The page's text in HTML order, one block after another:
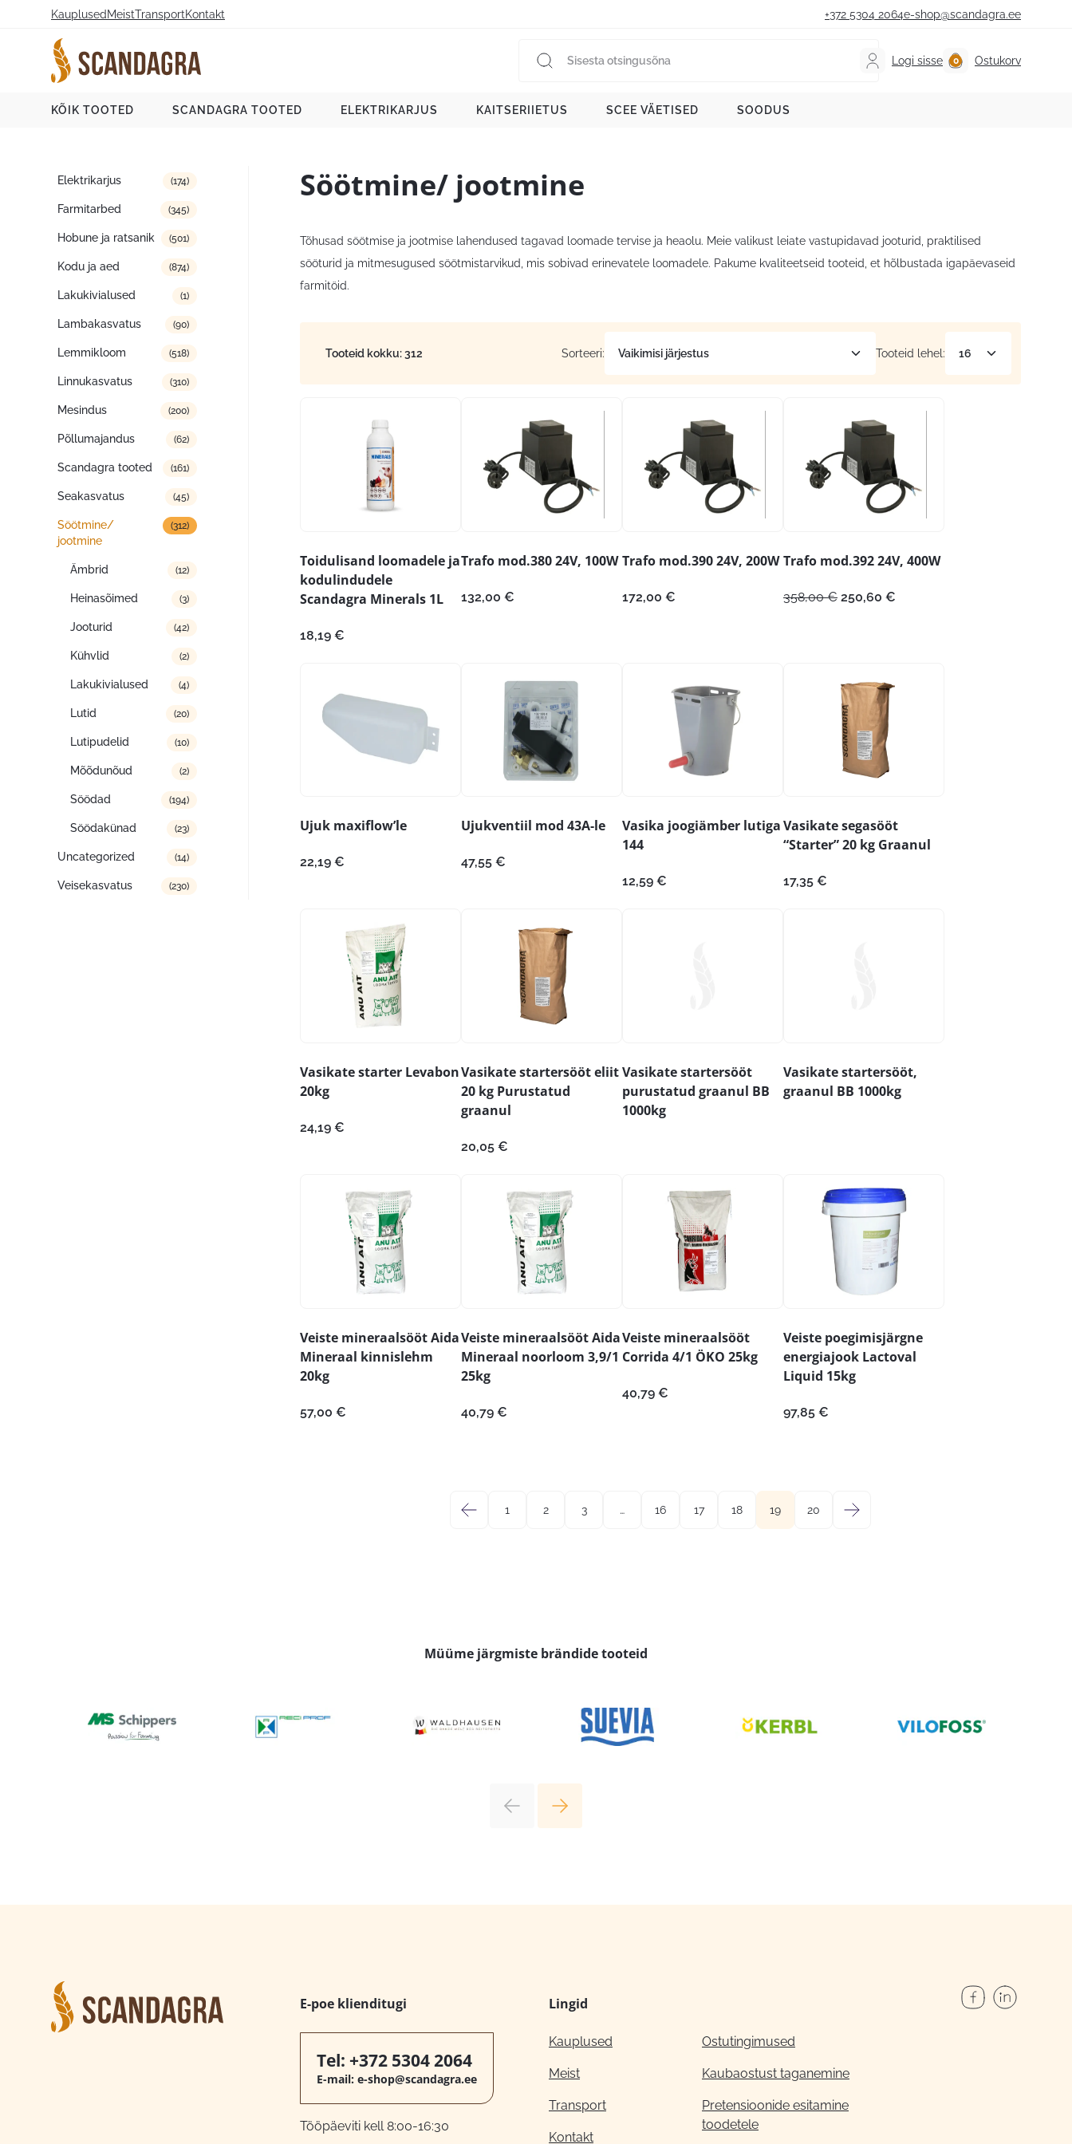
Kauplused MeistTransportKontakt +372 5304 2064e-shop@scandagra.ee
Logi sisse Ostukorv
KÕIK TOOTED SCANDAGRA TOOTED ELEKTRIKARJUS KAITSERIIETUS SCEE VÄETISED SOODUS
Tootekategooriad
Elektrikarjus (174)
Farmitarbed (345)
Hobune ja ratsanik (501)
Kodu ja aed (874)
Lakukivialused (1)
Lambakasvatus (90)
Lemmikloom (518)
Linnukasvatus (310)
Mesindus (200)
Põllumajandus (62)
Scandagra tooted (161)
Seakasvatus (45)
Söötmine/
jootmine
(312)
Ämbrid (12)
Heinasõimed (3)
Jooturid (42)
Kühvlid (2)
Lakukivialused (4)
Lutid (20)
Lutipudelid (10)
Mõõdunõud (2)
Söödad (194)
Söödakünad (23)
Uncategorized (14)
Veisekasvatus (230)
Söötmine/ jootmine
Tõhusad söötmise ja jootmise lahendused tagavad loomade tervise ja heaolu. Meie valikust leiate vastupidavad jooturid, praktilised
sööturid ja mitmesugused söötmistarvikud, mis sobivad erinevatele loomadele. Pakume kvaliteetseid tooteid, et hõlbustada igapäevaseid
farmitöid.
Tooteid kokku: 312 Sorteeri: Tooteid lehel:
Toidulisand loomadele ja
kodulindudele
Scandagra Minerals 1L
18,19 €
Trafo mod.380 24V, 100W
132,00 €
Trafo mod.390 24V, 200W
172,00 €
Trafo mod.392 24V, 400W
358,00€ Algne
250,60 €
Ujuk maxiflow’le
22,19 €
Ujukventiil mod 43A-le
47,55 €
Vasika joogiämber lutiga
144
12,59 €
Vasikate segasööt
“Starter” 20 kg Graanul
17,35 €
Vasikate starter Levabon
20kg
24,19 €
Vasikate startersööt eliit
20 kg Purustatud
graanul
20,05 €
Vasikate startersööt
purustatud graanul BB
1000kg
Vasikate startersööt,
graanul BB 1000kg
Veiste mineraalsööt Aida
Mineraal kinnislehm
20kg
57,00 €
Veiste mineraalsööt Aida
Mineraal noorloom 3,9/1
25kg
40,79 €
Veiste mineraalsööt
Corrida 4/1 ÖKO 25kg
40,79 €
Veiste poegimisjärgne
energiajook Lactoval
Liquid 15kg
97,85 €
← 1 2 3 … 16 17 18 19 20 →
Müüme järgmiste brändide tooteid
E-poe klienditugi
Tel: +372 5304 2064
E-mail: e-shop@scandagra.ee
Tööpäeviti kell 8:00-16:30
Lingid
Kauplused
Meist
Transport
Kontakt
Ostutingimused
Kaubaostust taganemine
Pretensioonide esitamine
toodetele